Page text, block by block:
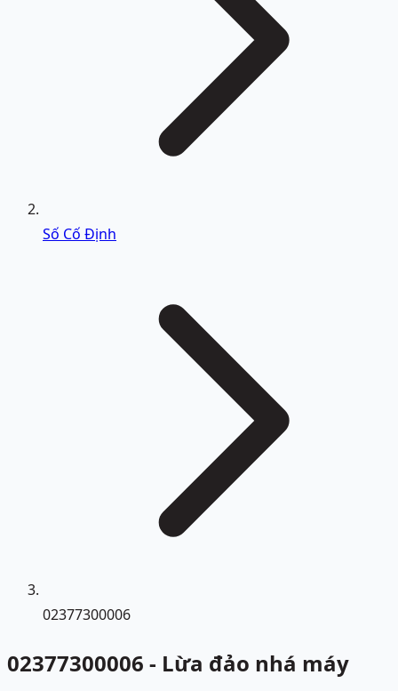
Số Cố Định
02377300006
02377300006 - Lừa đảo nhá máy